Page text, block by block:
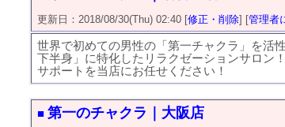
更新日：2018/08/30(Thu) 02:40 [修正・削除] [管理者
世界で初めての男性の「第一チャクラ」を活
下半身」に特化したリラクゼーションサロン
サポートを当店にお任せください！
■ 第一のチャクラ｜大阪店